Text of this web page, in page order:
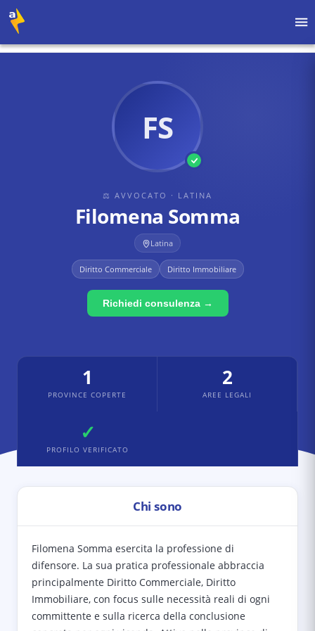
FS
⚖ AVVOCATO · LATINA
Filomena Somma
Latina
Diritto Commerciale Diritto Immobiliare
Richiedi consulenza →
1
PROVINCE COPERTE
2
AREE LEGALI
✓
PROFILO VERIFICATO
Chi sono
Filomena Somma esercita la professione di
difensore. La sua pratica professionale abbraccia
principalmente Diritto Commerciale, Diritto
Immobiliare, con focus sulle necessità reali di ogni
committente e sulla ricerca della conclusione